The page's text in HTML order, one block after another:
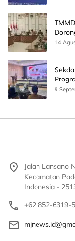
14
9
Jalan Lansano
Kecamatan
Indonesia -
+62 852-6319-